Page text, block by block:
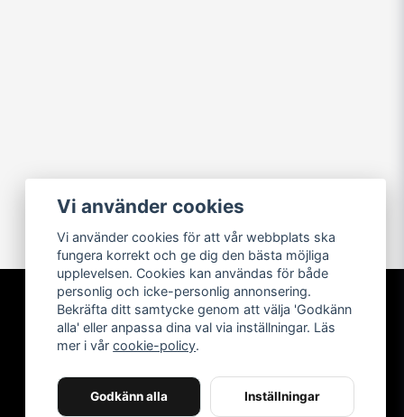
Följ oss
Facebook
Vi använder cookies
Vi använder cookies för att vår webbplats ska
fungera korrekt och ge dig den bästa möjliga
upplevelsen. Cookies kan användas för både
personlig och icke-personlig annonsering.
Bekräfta ditt samtycke genom att välja 'Godkänn
alla' eller anpassa dina val via inställningar. Läs
mer i vårcookie-policy.
Godkänn alla Inställningar